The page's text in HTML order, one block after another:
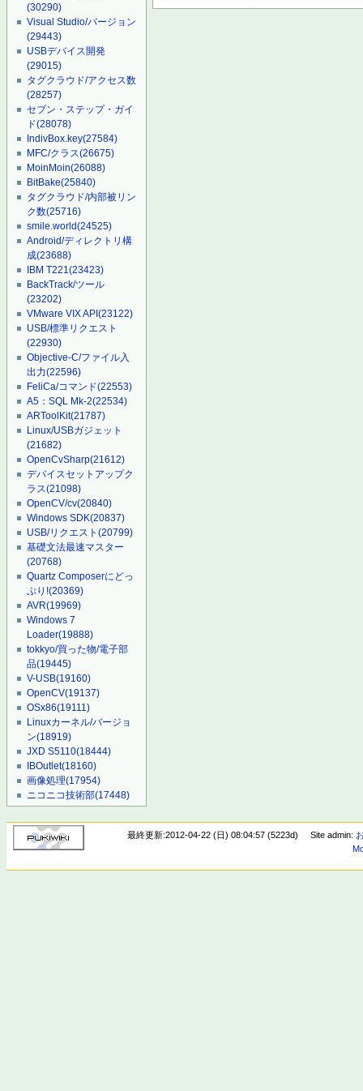
(30290)
Visual Studio/バージョン
(29443)
USBデバイス開発
(29015)
タグクラウド/アクセス数
(28257)
セブン・ステップ・ガイ
ド(28078)
IndivBox.key(27584)
MFC/クラス(26675)
MoinMoin(26088)
BitBake(25840)
タグクラウド/内部被リン
ク数(25716)
smile.world(24525)
Android/ディレクトリ構
成(23688)
IBM T221(23423)
BackTrack/ツール
(23202)
VMware VIX API(23122)
USB/標準リクエスト
(22930)
Objective-C/ファイル入
出力(22596)
FeliCa/コマンド(22553)
A5：SQL Mk-2(22534)
ARToolKit(21787)
Linux/USBガジェット
(21682)
OpenCvSharp(21612)
デバイスセットアップク
ラス(21098)
OpenCV/cv(20840)
Windows SDK(20837)
USB/リクエスト(20799)
基礎文法最速マスター
(20768)
Quartz Composerにどっ
ぷり!(20369)
AVR(19969)
Windows 7
Loader(19888)
tokkyo/買った物/電子部
品(19445)
V-USB(19160)
OpenCV(19137)
OSx86(19111)
Linuxカーネル/バージョ
ン(18919)
JXD S5110(18444)
IBOutlet(18160)
画像処理(17954)
ニコニコ技術部(17448)
最終更新:2012-04-22 (日) 08:04:57 (5223d) Site admin: